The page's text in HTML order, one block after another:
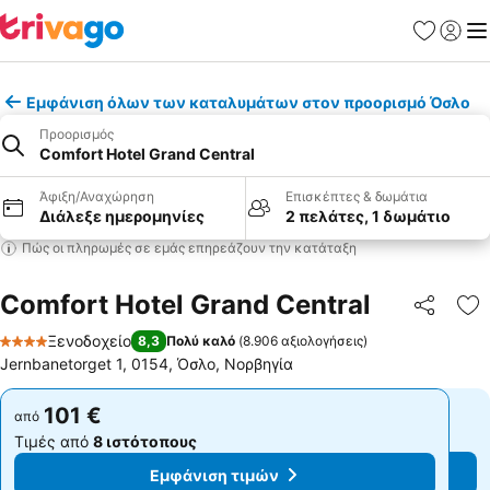
Εμφάνιση όλων των καταλυμάτων στον προορισμό Όσλο
Προορισμός
Comfort Hotel Grand Central
Άφιξη/Αναχώρηση
Διάλεξε ημερομηνίες
Επισκέπτες & δωμάτια
2 πελάτες, 1 δωμάτιο
Πώς οι πληρωμές σε εμάς επηρεάζουν την κατάταξη
Comfort Hotel Grand Central
4 Αστέρια
Ξενοδοχείο 8,3 Πολύ καλό (8.906 αξιολογήσεις)
Jernbanetorget 1, 0154, Όσλο, Νορβηγία
από 101 €
Τιμές από 8 ιστότοπους
Εμφάνιση τιμών
από 101 €
Τιμές από 8 ιστότοπους
Εμφάνιση τιμών